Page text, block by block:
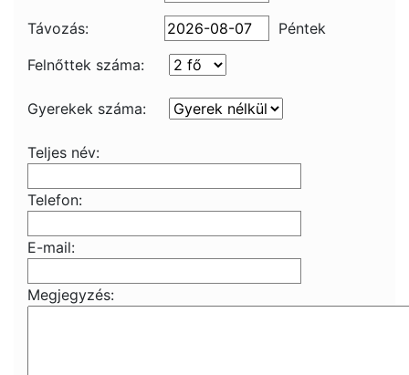
Távozás:
Péntek
Felnőttek száma:
Gyerekek száma:
Teljes név:
Telefon:
E-mail:
Megjegyzés: